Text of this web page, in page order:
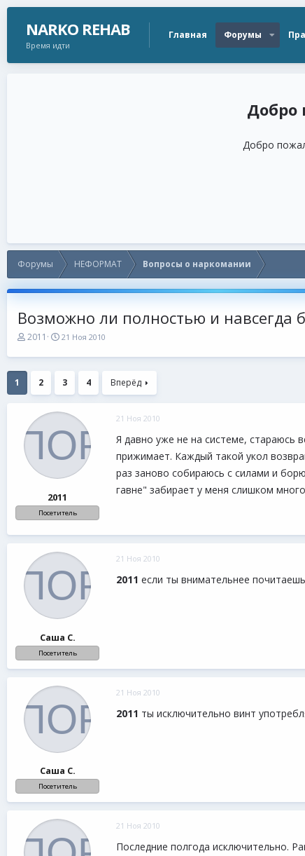
NARKO REHAB
Время идти
Главная Форумы
Добро
Форумы НЕФОРМАТ Вопросы о наркомании
Возможно ли полностью и навсегда
А
т
о
т
ы
2011
Д
т
н
а
а
а
21 Ноя 2010
1 2 3 4 Вперёд
2011
Посетитель
21 Ноя 2010
Я давно уже не на системе, стараюсь
прижимает. Каждый такой укол
раз заново собираюсь с силами и
гавне" забирает у меня слишком
Саша С.
Посетитель
21 Ноя 2010
2011 если ты внимательнее
Саша С.
Посетитель
21 Ноя 2010
2011 ты исключительно винт
21 Ноя 2010
Последние полгода исключительно.